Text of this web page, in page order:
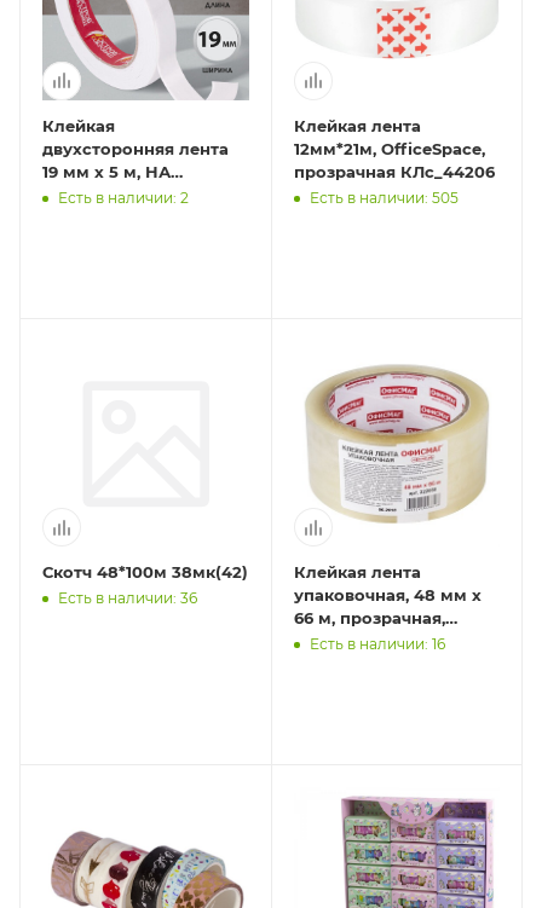
Клейкая
двухсторонняя лента
19 мм х 5 м, НА
ВСПЕНЕННОЙ ОСНОВЕ
Есть в наличии: 2
Клейкая лента
12мм*21м, OfficeSpace,
прозрачная КЛс_44206
Есть в наличии: 505
Скотч 48*100м 38мк(42)
Есть в наличии: 36
Клейкая лента
упаковочная, 48 мм х
66 м, прозрачная,
толщина 45 микрон,
Есть в наличии: 16